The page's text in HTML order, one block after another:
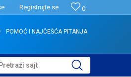
0
Registrujte se
POMOĆ I NAJČEŠĆA PITANJA
Pretraži sajt